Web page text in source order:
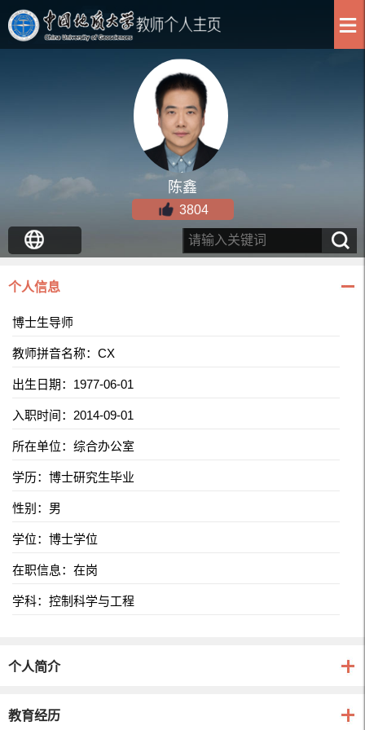
陈鑫
3804
个人信息
博士生导师
教师拼音名称：CX
出生日期：1977-06-01
入职时间：2014-09-01
所在单位：综合办公室
学历：博士研究生毕业
性别：男
学位：博士学位
在职信息：在岗
学科：控制科学与工程
个人简介
教育经历